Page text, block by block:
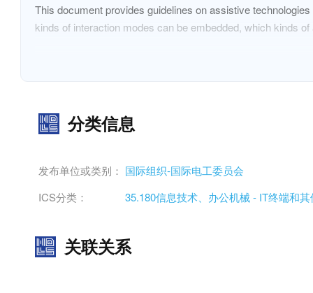
This document provides guidelines on assistive
kinds of interaction modes can be embedded, which kinds
分类信息
发布单位或类别： 国际组织-国际电工委员会
ICS分类：
35.180信息技术、办公机械 - IT终端和
关联关系